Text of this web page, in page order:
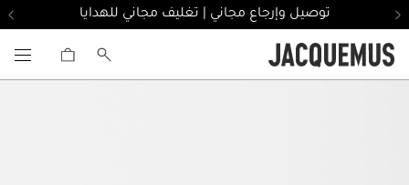
توصيل وإرجاع مجاني | تغليف مجاني للهدايا